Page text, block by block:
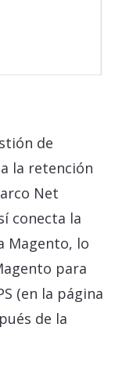
de
la retención
Net
conecta la
Magento, lo
para
(en la página
de la